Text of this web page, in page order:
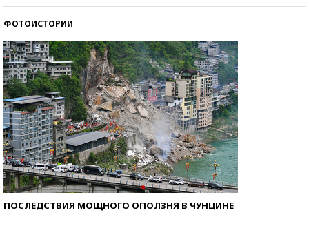
ФОТОИСТОРИИ
ПОСЛЕДСТВИЯ МОЩНОГО ОПОЛЗНЯ В ЧУНЦИНЕ